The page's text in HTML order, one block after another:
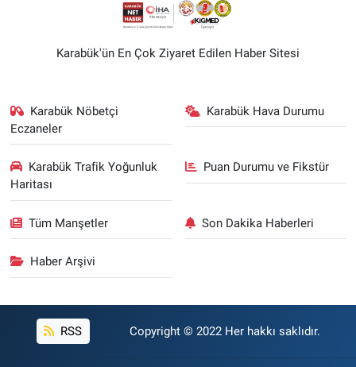
Karabük'ün En Çok Ziyaret Edilen Haber Sitesi
Karabük Nöbetçi
Eczaneler
Karabük Hava Durumu
Karabük Trafik Yoğunluk
Haritası
Puan Durumu ve Fikstür
Tüm Manşetler Son Dakika Haberleri
Haber Arşivi
RSS Copyright © 2022 Her hakkı saklıdır.